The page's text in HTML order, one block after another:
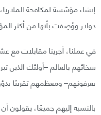
دولار ووُصِفت بأنها من أكثر
في عملنا، أجرينا مقابلات
سخائهم بالعالم –أولئك الذين
يعرفونهم– ومعظمهم تقريبًا
بالنسبة إليهم جميعًا، يقولون